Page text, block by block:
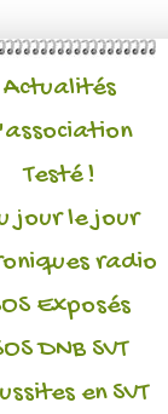
Actualités
Testé !
jour le jour
radio
Exposés
DNB SVT
en SVT